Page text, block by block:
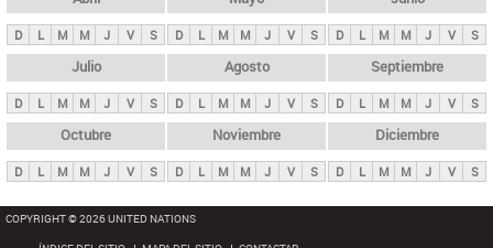
i
p
a
l
s
D L M M J V S D L M M J V S D L M M J V S
Julio
D L M M J V S
Agosto
D L M M J V S
Septiembre
D L M M J V S
Octubre
D L M M J V S
Noviembre
D L M M J V S
Diciembre
D L M M J V S
COPYRIGHT © 2026 UNITED NATIONS